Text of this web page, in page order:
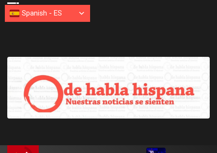
Spanish - ES